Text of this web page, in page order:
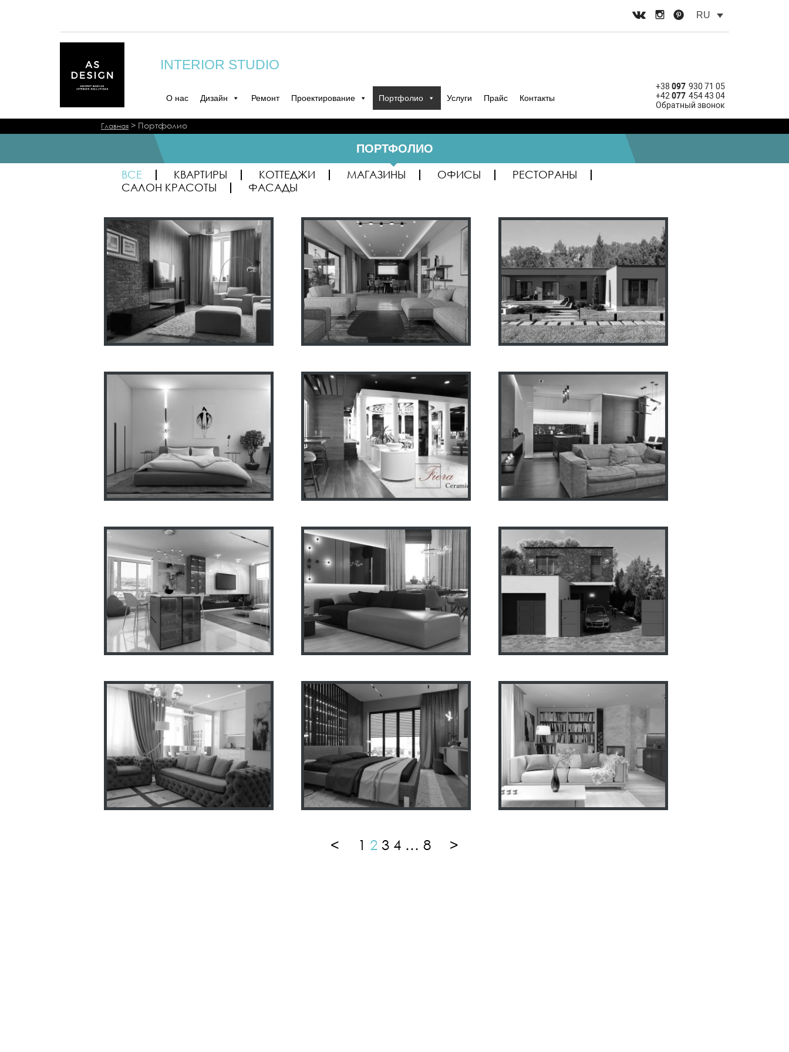
RU
INTERIOR STUDIO
О нас Дизайн Ремонт Проектирование Портфолио Услуги Прайс Контакты
+38 097 930 71 05
+42 077 454 43 04
Обратный звонок
Главная > Портфолио
ПОРТФОЛИО
ВСЕ
КВАРТИРЫ КОТТЕДЖИ МАГАЗИНЫ ОФИСЫ
РЕСТОРАНЫ
САЛОН КРАСОТЫ
ФАСАДЫ
Квартира 74м2
ул.Балакирева,17
Частный дом 335м2
Vestec,Prague
Частный дом “River Park”
Интерьер таунхауса
г.Харьков ул.Комбайновская
Салон Fiera Ceramica
Интерьер квартиры ЖК
Фаворит 180м2
Дизайн квартиры
Ул.Елизаветенская ЖК
Левада
Квартира ЖК “Сокольники”
70м2
Проект коттеджа г.Харьков
пр.Науки 65
Двухуровневая квартира 70
м2
Дизайн интерьера квартиры
Прага 10
Интерьер частного дома
Kvetnice, Prague
< 1 2 3 4 … 8 >